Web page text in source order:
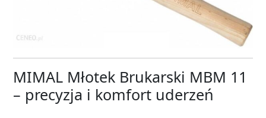
MIMAL Młotek Brukarski MBM 11
– precyzja i komfort uderzeń